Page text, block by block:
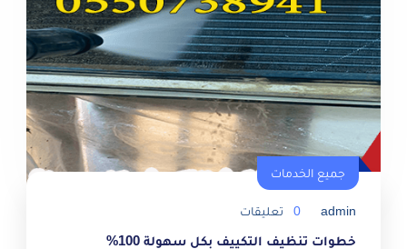
جميع الخدمات
admin
0 تعليقات
خطوات تنظيف التكييف بكل سهولة 100%